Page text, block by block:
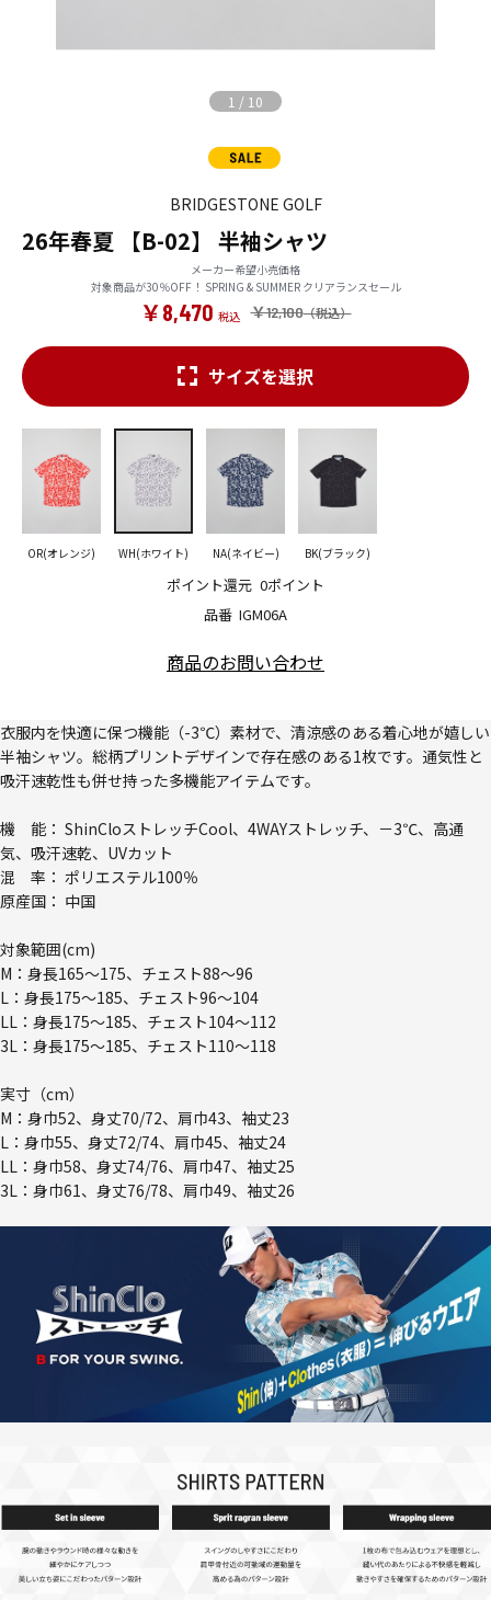
1 / 10
BRIDGESTONE GOLF
26年春夏 【B-02】 半袖シャツ
メーカー希望小売価格
対象商品が30％OFF！ SPRING & SUMMER クリアランスセール
￥12,100
￥8,470
品番 IGM06A
ポイント還元 0ポイント
サイズを選択
OR(オレンジ) WH(ホワイト) NA(ネイビー) BK(ブラック)
商品のお問い合わせ
衣服内を快適に保つ機能（-3℃）素材で、清涼感のある着心地が嬉しい
半袖シャツ。総柄プリントデザインで存在感のある1枚です。通気性と
吸汗速乾性も併せ持った多機能アイテムです。
機 能： ShinCloストレッチCool、4WAYストレッチ、－3℃、高通
気、吸汗速乾、UVカット
混 率： ポリエステル100％
原産国： 中国
対象範囲(cm)
M：身長165～175、チェスト88～96
L：身長175～185、チェスト96～104
LL：身長175～185、チェスト104～112
3L：身長175～185、チェスト110～118
実寸（cm）
M：身巾52、身丈70/72、肩巾43、袖丈23
L：身巾55、身丈72/74、肩巾45、袖丈24
LL：身巾58、身丈74/76、肩巾47、袖丈25
3L：身巾61、身丈76/78、肩巾49、袖丈26